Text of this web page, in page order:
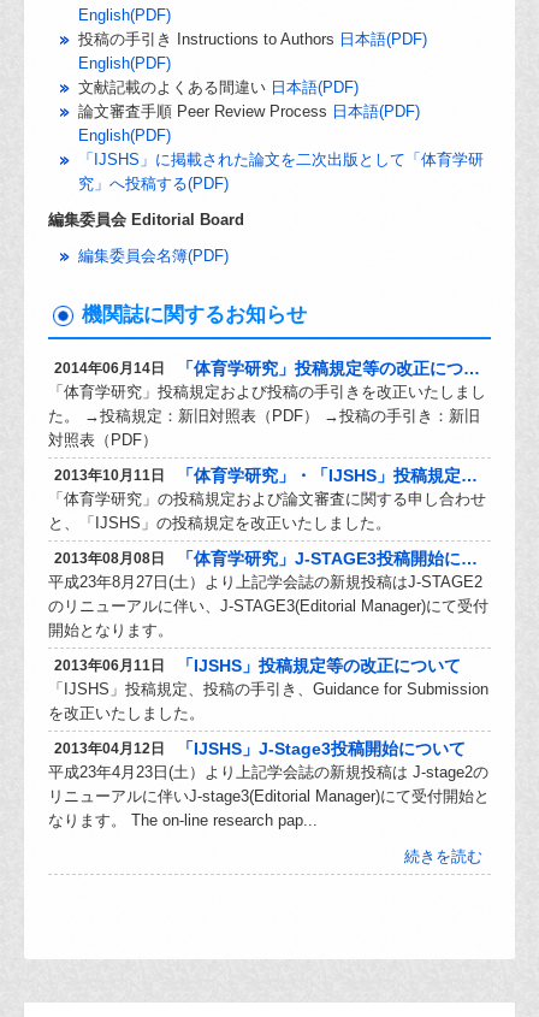
English(PDF)
投稿の手引き Instructions to Authors 日本語(PDF)
English(PDF)
文献記載のよくある間違い 日本語(PDF)
論文審査手順 Peer Review Process 日本語(PDF)
English(PDF)
「IJSHS」に掲載された論文を二次出版として「体育学研
究」へ投稿する(PDF)
編集委員会 Editorial Board
編集委員会名簿(PDF)
機関誌に関するお知らせ
2014年06月14日 「体育学研究」投稿規定等の改正について
「体育学研究」投稿規定および投稿の手引きを改正いたしまし
た。 →投稿規定：新旧対照表（PDF） →投稿の手引き：新旧
対照表（PDF）
2013年10月11日 「体育学研究」・「IJSHS」投稿規定等の改正について
「体育学研究」の投稿規定および論文審査に関する申し合わせ
と、「IJSHS」の投稿規定を改正いたしました。
2013年08月08日 「体育学研究」J-STAGE3投稿開始について
平成23年8月27日(土）より上記学会誌の新規投稿はJ-STAGE2
のリニューアルに伴い、J-STAGE3(Editorial Manager)にて受付
開始となります。
2013年06月11日 「IJSHS」投稿規定等の改正について
「IJSHS」投稿規定、投稿の手引き、Guidance for Submission
を改正いたしました。
2013年04月12日 「IJSHS」J-Stage3投稿開始について
平成23年4月23日(土）より上記学会誌の新規投稿は J-stage2の
リニューアルに伴いJ-stage3(Editorial Manager)にて受付開始と
なります。 The on-line research pap...
続きを読む